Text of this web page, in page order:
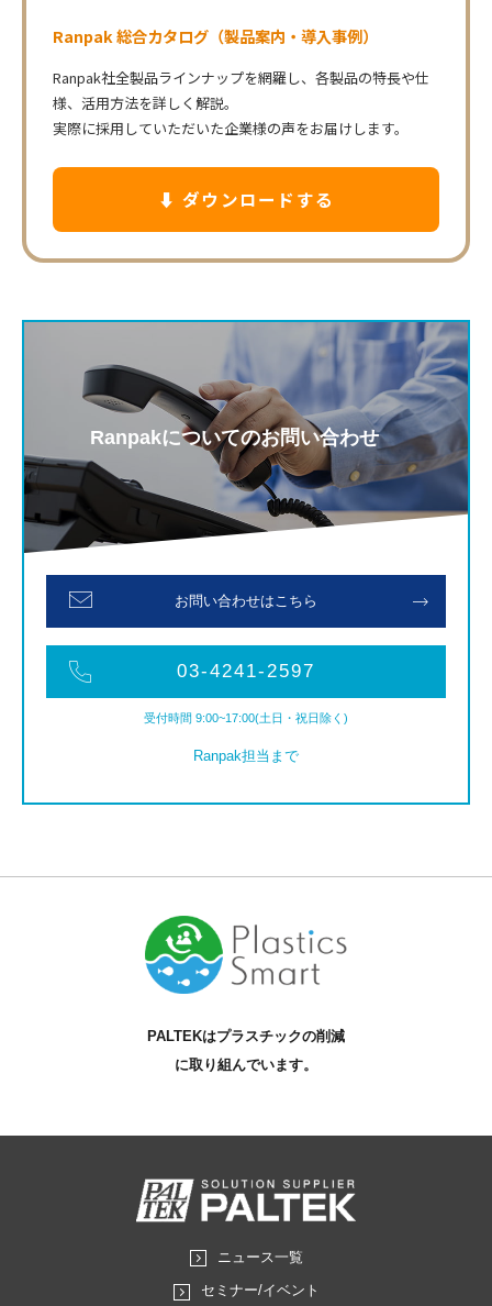
Ranpak 総合カタログ（製品案内・導入事例）
Ranpak社全製品ラインナップを網羅し、各製品の特長や仕
様、活用方法を詳しく解説。
実際に採用していただいた企業様の声をお届けします。
⬇ ダウンロードする
Ranpakについてのお問い合わせ
お問い合わせはこちら
03-4241-2597
受付時間 9:00~17:00(土日・祝日除く)
Ranpak担当まで
PALTEKはプラスチックの削減
に取り組んでいます。
ニュース一覧
セミナー/イベント